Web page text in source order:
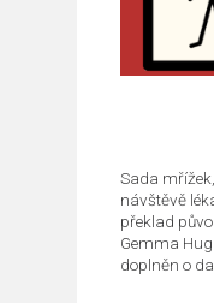
Sada
návštěvě
překlad
Gemma
doplněn o